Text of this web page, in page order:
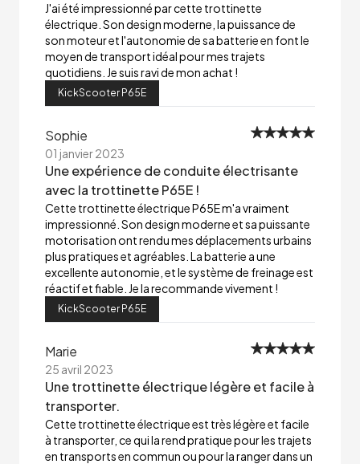
J'ai été impressionné par cette trottinette
électrique. Son design moderne, la puissance de
son moteur et l'autonomie de sa batterie en font le
moyen de transport idéal pour mes trajets
quotidiens. Je suis ravi de mon achat !
KickScooter P65E
Sophie
01 janvier 2023
Une expérience de conduite électrisante
avec la trottinette P65E !
Cette trottinette électrique P65E m'a vraiment
impressionné. Son design moderne et sa puissante
motorisation ont rendu mes déplacements urbains
plus pratiques et agréables. La batterie a une
excellente autonomie, et le système de freinage est
réactif et fiable. Je la recommande vivement !
KickScooter P65E
Marie
25 avril 2023
Une trottinette électrique légère et facile à
transporter.
Cette trottinette électrique est très légère et facile
à transporter, ce qui la rend pratique pour les trajets
en transports en commun ou pour la ranger dans un